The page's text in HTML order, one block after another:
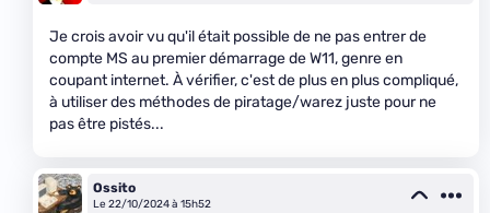
Je crois avoir vu qu'il était possible de ne pas entrer de
compte MS au premier démarrage de W11, genre en
coupant internet. À vérifier, c'est de plus en plus compliqué,
à utiliser des méthodes de piratage/warez juste pour ne
pas être pistés...
Ossito
Le 22/10/2024 à 15h52